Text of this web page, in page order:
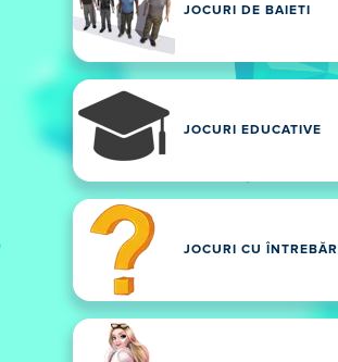
JOCURI DE BAIETI
JOCURI EDUCATIVE
JOCURI CU ÎNTREBĂRI